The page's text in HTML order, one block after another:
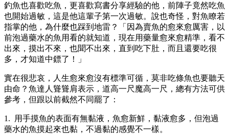
釣魚也喜歡吃魚，更喜歡寫書分享經驗的他，前陣子竟然吃魚
也開始過敏，這是他這輩子第一次過敏。說也奇怪，對魚瞭若
指掌的他，為什麼也踩到地雷？「因為賣魚的愈來愈厲害，以
前泡過藥水的魚用看的就知道，現在用藥量愈來愈精準，看不
出來，摸出不來，也聞不出來，直到吃下肚，而且還要吃很
多，才知道中鏢了！」
實在很悲哀，人生愈來愈沒有標準可循，莫非吃條魚也要聽天
由命？魚達人聳聳肩表示，道高一尺魔高一尺，總有方法可供
參考，但跟以前截然不同罷了：
1. 用手摸魚的表面有無黏液，魚愈新鮮，黏液愈多，但泡過
藥水的魚摸起來也黏，不過黏的感覺不一樣。